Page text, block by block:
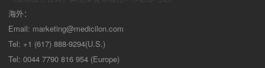
海外：
Email: marketing@medicilon.com
Tel: +1 (617) 888-9294(U.S.)
Tel: 0044 7790 816 954 (Europe)